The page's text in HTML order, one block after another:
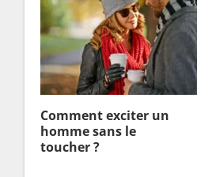
Comment exciter un
homme sans le
toucher ?